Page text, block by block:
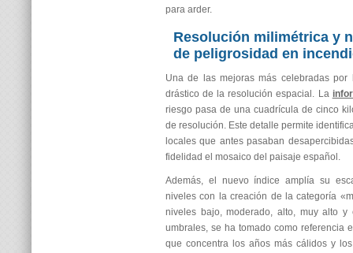
para arder.
Resolución milimétrica y
de peligrosidad en
Una de las mejoras más celebradas por
drástico de la resolución espacial. La
riesgo pasa de una cuadrícula de cinco
de resolución. Este detalle permite
locales que antes pasaban
fidelidad el mosaico del paisaje español.
Además, el nuevo índice amplía su
niveles con la creación de la categoría
niveles bajo, moderado, alto, muy alto y
umbrales, se ha tomado como referencia
que concentra los años más cálidos y